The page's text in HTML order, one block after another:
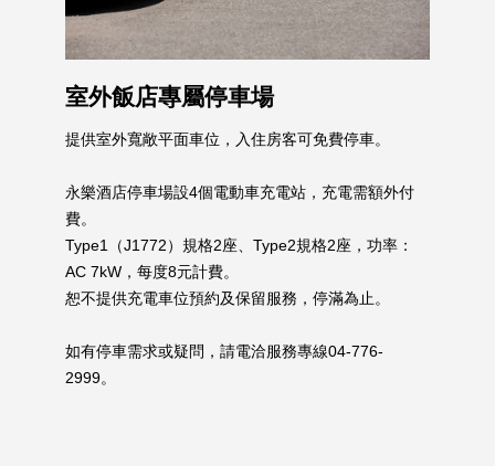
室外飯店專屬停車場
提供室外寬敞平面車位，入住房客可免費停車。
永樂酒店停車場設4個電動車充電站，充電需額外付
費。
Type1（J1772）規格2座、Type2規格2座，功率：
AC 7kW，每度8元計費。
恕不提供充電車位預約及保留服務，停滿為止。
如有停車需求或疑問，請電洽服務專線04-776-
2999。